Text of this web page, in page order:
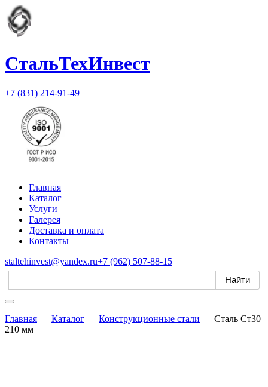
СтальТехИнвест
+7 (831) 214-91-49
Главная
Каталог
Услуги
Галерея
Доставка и оплата
Контакты
staltehinvest@yandex.ru+7 (962) 507-88-15
Главная — Каталог — Конструкционные стали — Сталь Ст30
210 мм